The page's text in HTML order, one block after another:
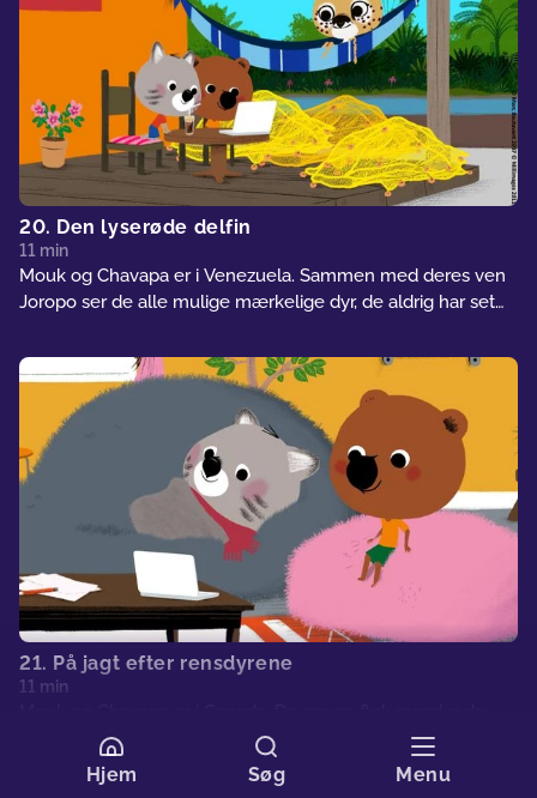
20. Den lyserøde delfin
11 min
Mouk og Chavapa er i Venezuela. Sammen med deres ven
Joropo ser de alle mulige mærkelige dyr, de aldrig har set
kaimaner... Og så støder de på en delfin, der sidder fast i et
net. Joropo og Mouk beslutter sig for at gå til en gammel
fiskerhytte for at se, om de kan finde noget til at befri
delfinen, mens Chavapa tager sig af sin nye ven...
21. På jagt efter rensdyrene
11 min
Mouks tørklæde flyver væk... Og bliver fanget i et rensdyrs
gevir! Mouk er meget skuffet, for tørklædet var en gave fra
Mita og er hans yndlingstørklæde... Heldigvis får Mouk og
Hjem Søg Menu